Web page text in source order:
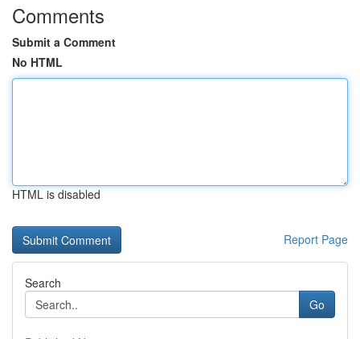
Comments
Submit a Comment
No HTML
HTML is disabled
Report Page
Search
Go